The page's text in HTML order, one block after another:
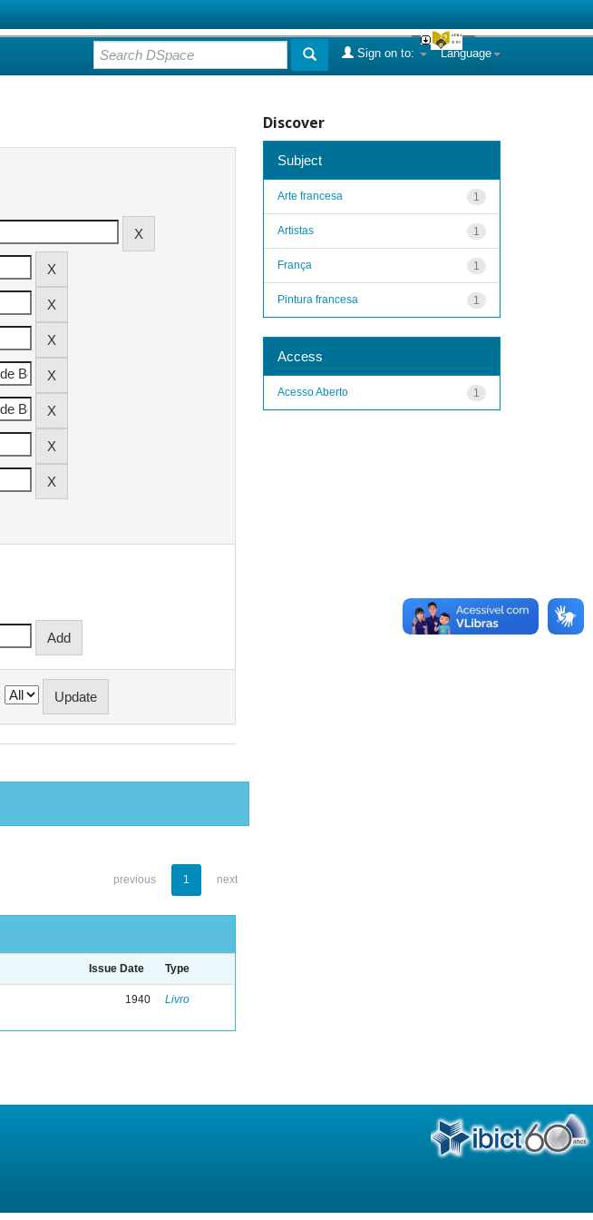
Language
Sign on to:
previous 1 next
Issue Date Type
1940 Livro
Discover
Subject
1
Arte francesa
1
Artistas
1
França
1
Pintura francesa
Access
1
Acesso Aberto